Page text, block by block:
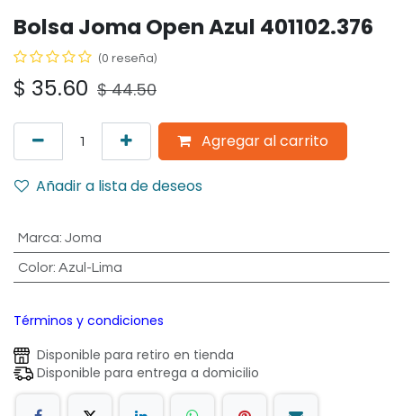
Bolsa Joma Open Azul 401102.376
(0 reseña)
$ 35.60 $44.50
Agregar al carrito
Añadir a lista de deseos
Marca: Joma
Color: Azul-Lima
Términos y condiciones
Disponible para retiro en tienda
Disponible para entrega a domicilio